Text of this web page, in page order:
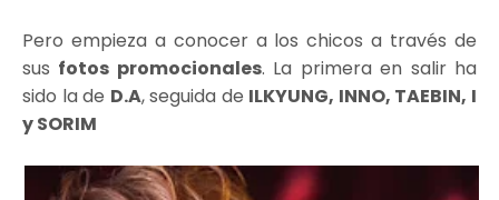
Pero empieza a conocer a los chicos a través de
sus fotos promocionales. La primera en salir ha
sido la de D.A, seguida de ILKYUNG, INNO, TAEBIN, I
y SORIM